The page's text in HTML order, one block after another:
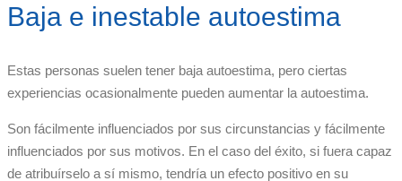
Baja e inestable autoestima
Estas personas suelen tener baja autoestima, pero ciertas
experiencias ocasionalmente pueden aumentar la autoestima.
Son fácilmente influenciados por sus circunstancias y fácilmente
influenciados por sus motivos. En el caso del éxito, si fuera capaz
de atribuírselo a sí mismo, tendría un efecto positivo en su